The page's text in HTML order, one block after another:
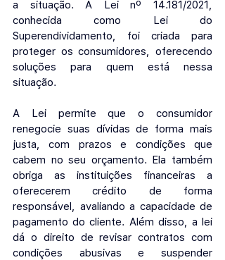
a situação. A Lei nº 14.181/2021,
conhecida como Lei do
Superendividamento, foi criada para
proteger os consumidores, oferecendo
soluções para quem está nessa
situação.
A Lei permite que o consumidor
renegocie suas dívidas de forma mais
justa, com prazos e condições que
cabem no seu orçamento. Ela também
obriga as instituições financeiras a
oferecerem crédito de forma
responsável, avaliando a capacidade de
pagamento do cliente. Além disso, a lei
dá o direito de revisar contratos com
condições abusivas e suspender